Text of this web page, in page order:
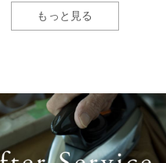
もっと見る